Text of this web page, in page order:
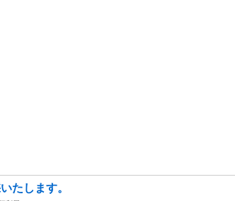
たします。